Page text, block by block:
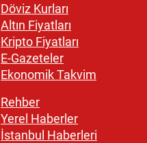
Döviz Kurları
Altın Fiyatları
Kripto Fiyatları
E-Gazeteler
Ekonomik Takvim
Rehber
Yerel Haberler
İstanbul Haberleri